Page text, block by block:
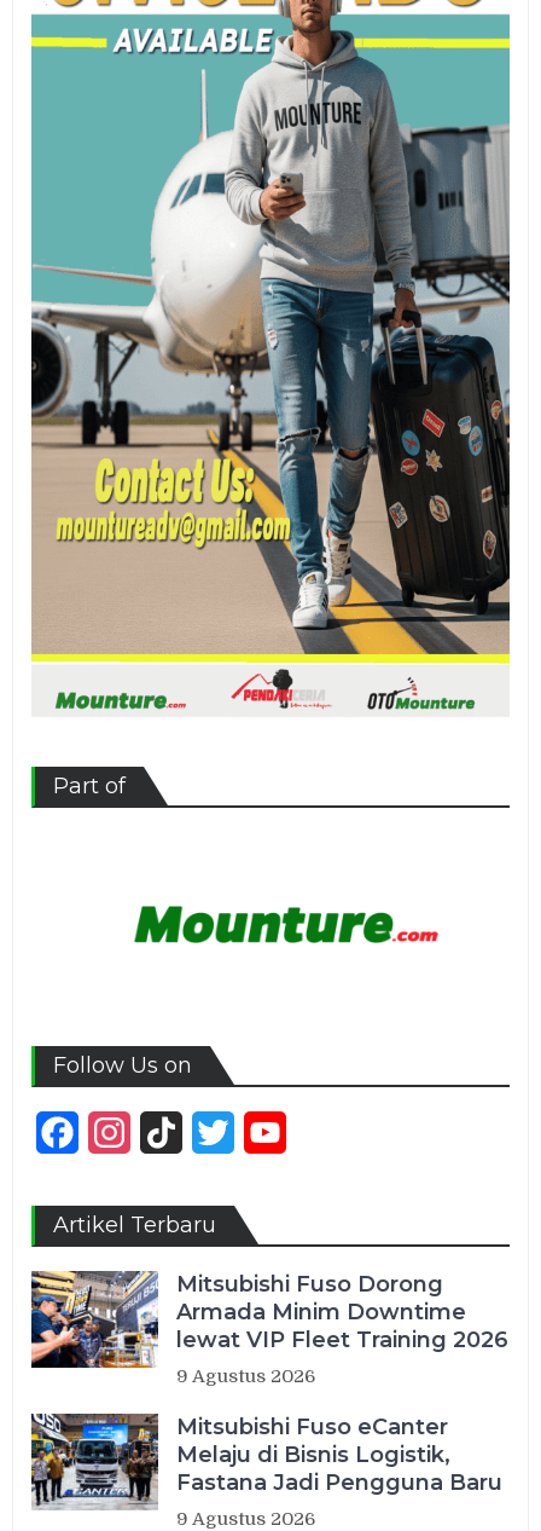
Part of
Follow Us on
FacebookInstagram
TikTok Twitter
Artikel Terbaru
Mitsubishi Fuso Dorong
Armada Minim Downtime
lewat VIP Fleet Training 2026
9 Agustus 2026
Mitsubishi Fuso eCanter
Melaju di Bisnis Logistik,
Fastana Jadi Pengguna Baru
9 Agustus 2026